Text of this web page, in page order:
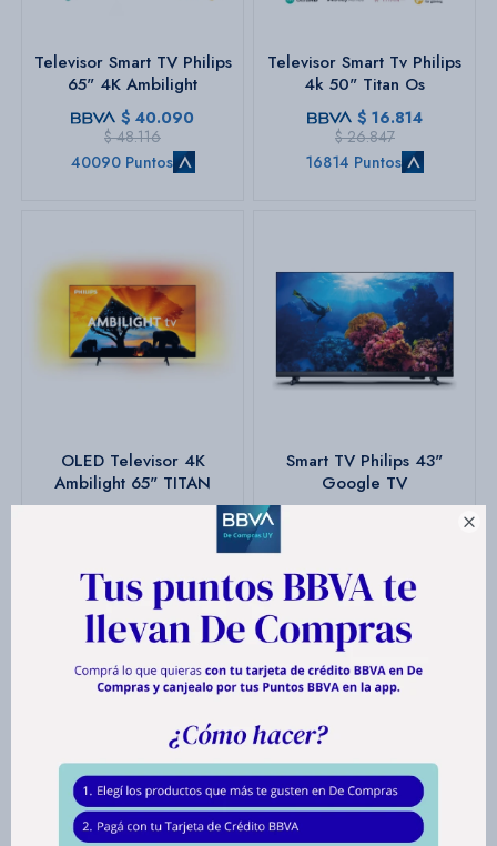

Televisor Smart TV Philips
65" 4K Ambilight
$ 40.090
$ 48.116
40090 Puntos
Televisor Smart Tv Philips
4k 50" Titan Os
$ 16.814
$ 26.847
16814 Puntos
OLED Televisor 4K
Ambilight 65" TITAN
Smart TV Philips 43"
Google TV